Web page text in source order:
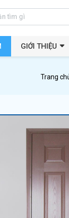
GIỚI THIỆU
Trang